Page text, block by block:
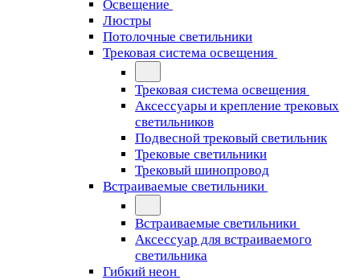
Освещение
Люстры
Потолочные светильники
Трековая система освещения
Трековая система освещения
Аксессуары и крепление трековых
светильников
Подвесной трековый светильник
Трековые светильники
Трековый шинопровод
Встраиваемые светильники
Встраиваемые светильники
Аксессуар для встраиваемого
светильника
Гибкий неон